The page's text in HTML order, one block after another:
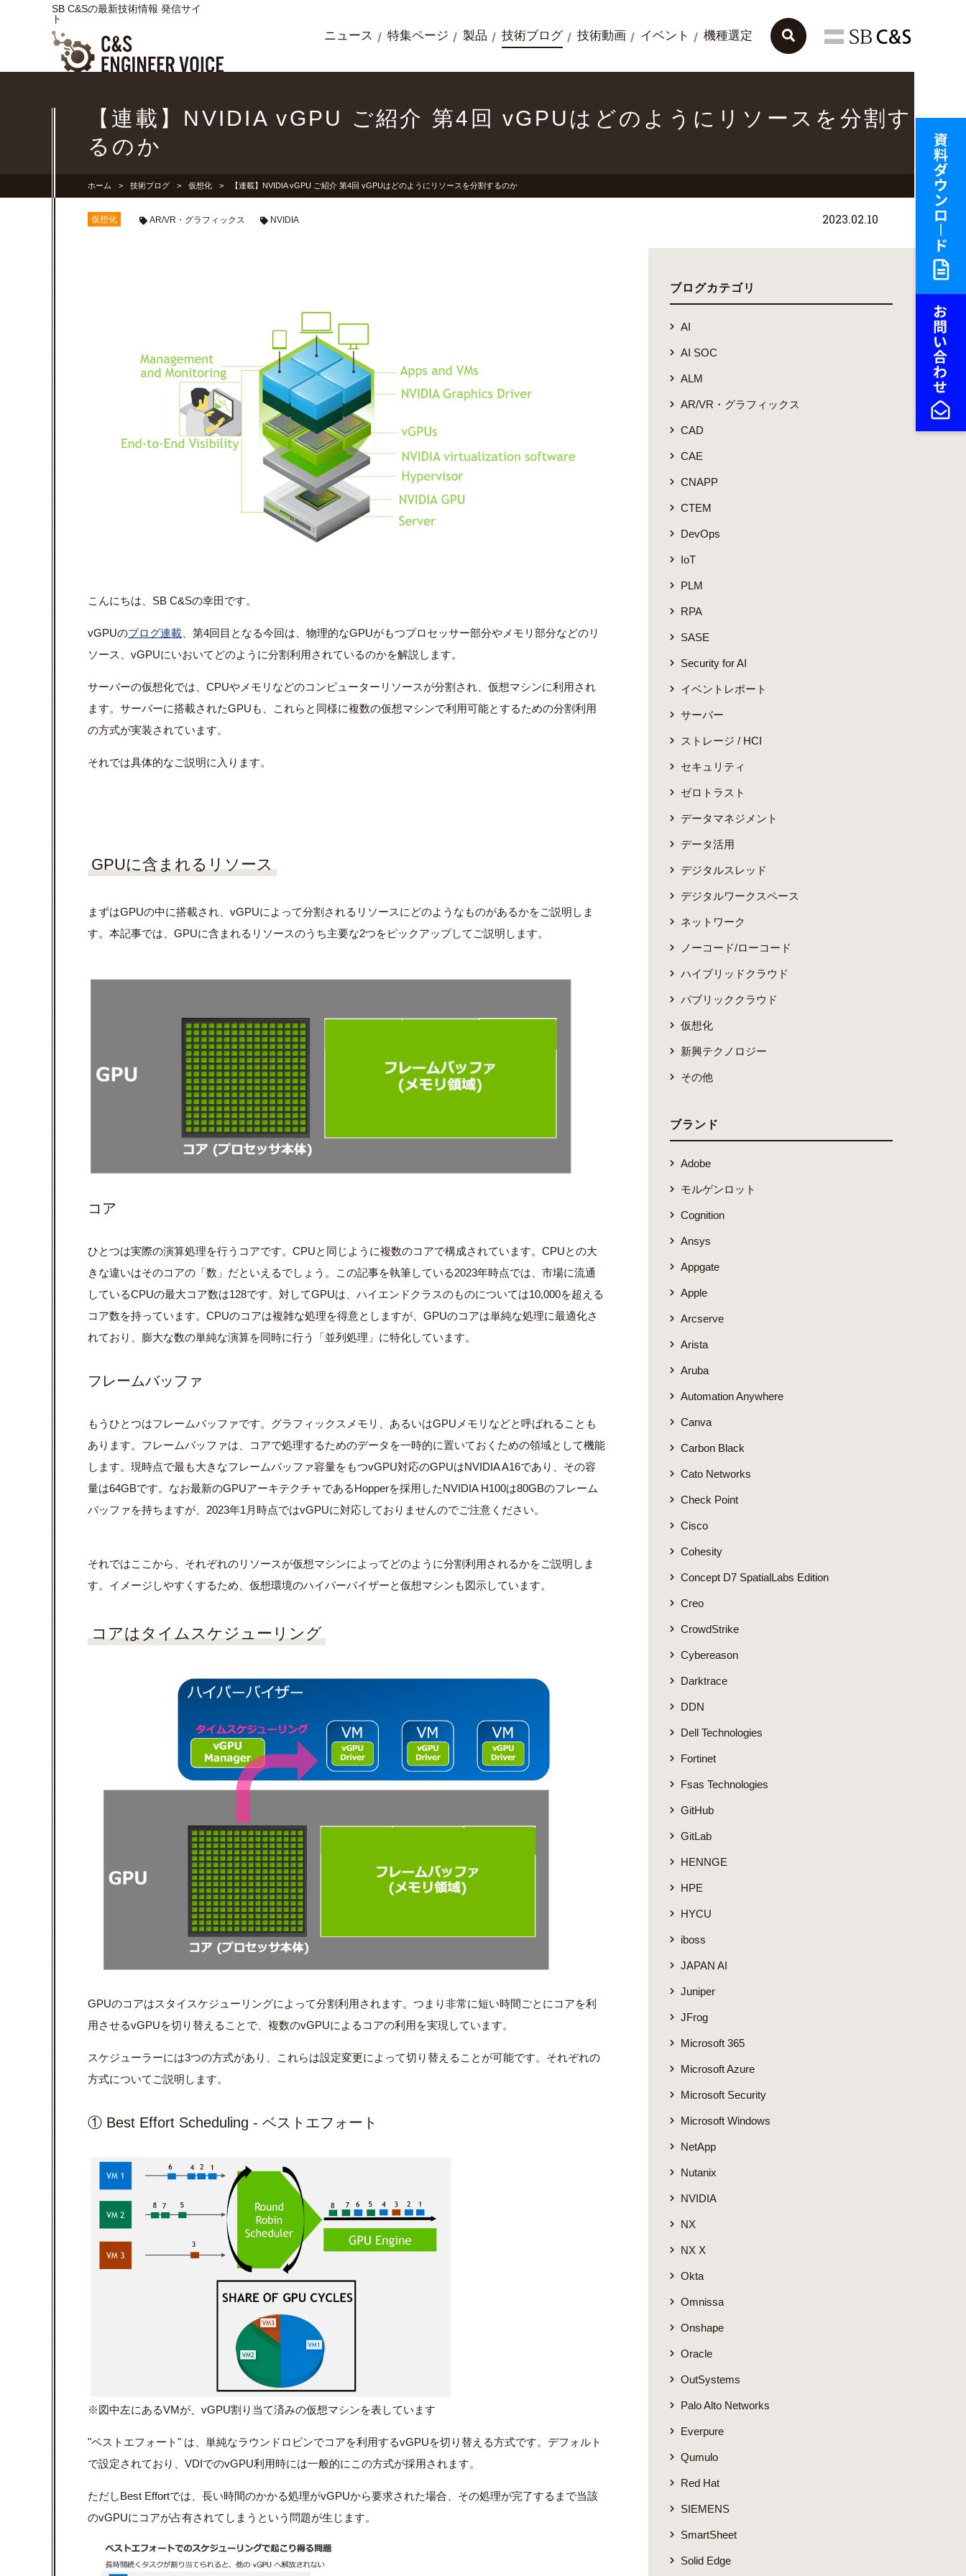
SB C&Sの最新技術情報 発信サイ
ト
ニュース 特集ページ 製品 技術ブログ 技術動画 イベント 機種選定
【連載】NVIDIA vGPU ご紹介 第4回 vGPUはどのようにリソースを分割す
るのか
ホーム 技術ブログ 仮想化 【連載】NVIDIA vGPU ご紹介 第4回 vGPUはどのようにリソースを分割するのか
仮想化 AR/VR・グラフィックス NVIDIA 2023.02.10
こんにちは、 SB C&Sの幸田です。
vGPUのブログ連載 、第4回目となる今回は、物理的なGPUがもつプロセッサー部分やメモリ部分などのリ
ソース、 vGPUにいおいてどのように分割利用されているのかを解説します。
サーバーの仮想化では、 CPUやメモリなどのコンピューターリソースが分割され、仮想マシンに利用され
ます。サーバーに搭載されたGPUも、これらと同様に複数の仮想マシンで利用可能とするための分割利用
の方式が実装されています。
それでは具体的なご説明に入ります。
GPUに含まれるリソース
まずはGPUの中に搭載され、 vGPUによって分割されるリソースにどのようなものがあるかをご説明しま
す。本記事では、GPUに含まれるリソースのうち主要な2つをピックアップしてご説明します。
コア
ひとつは実際の演算処理を行うコアです。 CPUと同じように複数のコアで構成されています。 CPUとの大
きな違いはそのコアの「数」だといえるでしょう。この記事を執筆している2023年時点では、市場に流通
しているCPUの最大コア数は128です。対してGPUは、ハイエンドクラスのものについては10,000を超える
コア数を持っています。 CPUのコアは複雑な処理を得意としますが、 GPUのコアは単純な処理に最適化さ
れており、膨大な数の単純な演算を同時に行う「並列処理」に特化しています。
フレームバッファ
もうひとつはフレームバッファです。グラフィックスメモリ、あるいはGPU メモリなどと呼ばれることも
あります。フレームバッファは、コアで処理するためのデータを一時的に置いておくための領域として機能
します。現時点で最も大きなフレームバッファ容量をもつvGPU対応のGPUはNVIDIA A16であり、その容
量は64GBです。なお最新のGPUアーキテクチャであるHopperを採用したNVIDIA H100は80GBのフレーム
バッファを持ちますが、 2023年1 月時点ではvGPUに対応しておりませんのでご注意ください。
それではここから、それぞれのリソースが仮想マシンによってどのように分割利用されるかをご説明しま
す。イメージしやすくするため、仮想環境のハイパーバイザーと仮想マシンも図示しています。
コアはタイムスケジューリング
GPUのコアはスタイスケジューリングによって分割利用されます。つまり非常に短い時間ごとにコアを利
用させるvGPUを切り替えることで、複数のvGPUによるコアの利用を実現しています。
スケジューラーには3つの方式があり、これらは設定変更によって切り替えることが可能です。それぞれの
方式についてご説明します。
① Best Effort Scheduling - ベストエフォート
※図中左にあるVMが、vGPU割り当て済みの仮想マシンを表しています
"ベストエフォート" は、単純なラウンドロビンでコアを利用するvGPUを切り替える方式です。デフォルト
で設定されており、 VDIでのvGPU利用時には一般的にこの方式が採用されます。
ただしBest Effortでは、長い時間のかかる処理がvGPUから要求された場合、その処理が完了するまで当該
のvGPUにコアが占有されてしまうという問題が生じます。
ブログカテゴリ
AI
AI SOC
ALM
AR/VR・グラフィックス
CAD
CAE
CNAPP
CTEM
DevOps
IoT
PLM
RPA
SASE
Security for AI
イベントレポート
サーバー
ストレージ / HCI
セキュリティ
ゼロトラスト
データマネジメント
データ活用
デジタルスレッド
デジタルワークスペース
ネットワーク
ノーコード/ローコード
ハイブリッドクラウド
パブリッククラウド
仮想化
新興テクノロジー
その他
ブランド
Adobe
モルゲンロット
Cognition
Ansys
Appgate
Apple
Arcserve
Arista
Aruba
Automation Anywhere
Canva
Carbon Black
Cato Networks
Check Point
Cisco
Cohesity
Concept D7 SpatialLabs Edition
Creo
CrowdStrike
Cybereason
Darktrace
DDN
Dell Technologies
Fortinet
Fsas Technologies
GitHub
GitLab
HENNGE
HPE
HYCU
iboss
JAPAN AI
Juniper
JFrog
Microsoft 365
Microsoft Azure
Microsoft Security
Microsoft Windows
NetApp
Nutanix
NVIDIA
NX
NX X
Okta
Omnissa
Onshape
Oracle
OutSystems
Palo Alto Networks
Everpure
Qumulo
Red Hat
SIEMENS
SmartSheet
Solid Edge